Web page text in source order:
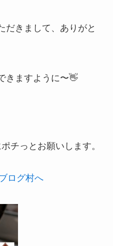
だきまして、ありがと
きますように〜👋
チっとお願いします。